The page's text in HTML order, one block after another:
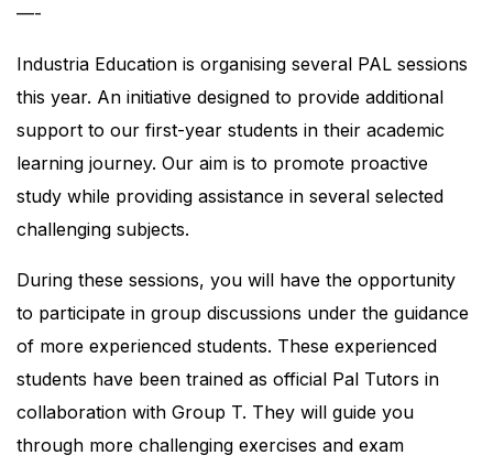
—-
Industria Education is organising several PAL sessions
this year. An initiative designed to provide additional
support to our first-year students in their academic
learning journey. Our aim is to promote proactive
study while providing assistance in several selected
challenging subjects.
During these sessions, you will have the opportunity
to participate in group discussions under the guidance
of more experienced students. These experienced
students have been trained as official Pal Tutors in
collaboration with Group T. They will guide you
through more challenging exercises and exam